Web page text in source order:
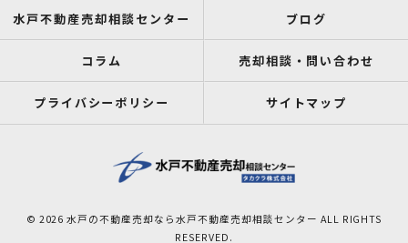
水戸不動産売却相談センター ブログ
コラム 売却相談・問い合わせ
プライバシーポリシー サイトマップ
© 2026 水戸の不動産売却なら水戸不動産売却相談センター ALL RIGHTS
RESERVED.